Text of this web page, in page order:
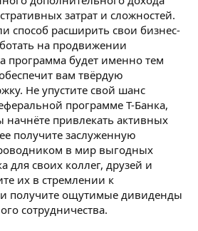
затрат и сложностей.
способ расширить свои бизнес-
на продвижении
программа будет именно тем
вам твёрдую
Не упустите свой шанс
программе Т-Банка,
начнёте привлекать активных
получите заслуженную
в мир выгодных
для своих коллег, друзей и
их в стремлении к
получите ощутимые дивиденды
сотрудничества.